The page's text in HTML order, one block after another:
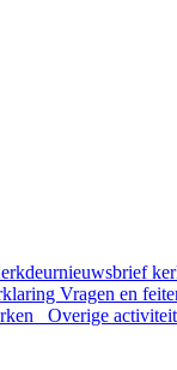
Vragen en
Overige